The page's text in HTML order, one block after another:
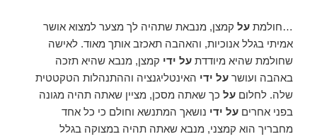
…חולמתעל קמצן, מנבאת שתהיה לך מצער למצוא אושר
אמיתי בגלל אנוכיות, והאהבה תאכזב אותך מאוד. לאישה
שחולמת שהיא מיודדתעל ידי קמצן, מנבא שהיא תזכה
באהבה ועושרעל ידי האינטליגנציה וההתנהלות הטקטטית
שלה. לחלוםעל כך שאתה מסכן, מציין שאתה תהיה מגונה
בפני אחריםעל ידי נושאך המתנשא וחולם כי כל אחד
מחבריך הוא קמצני, מנבא שאתה תהיה במצוקה בגלל